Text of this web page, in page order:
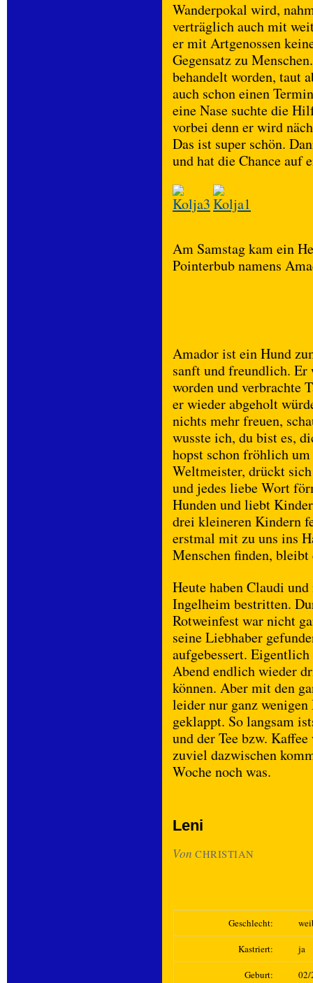
Wanderpokal wird,
verträglich auch mit
er mit Artgenossen
Gegensatz zu
behandelt worden, taut
auch schon einen
eine Nase suchte die
vorbei denn er wird
Das ist super schön.
und hat die Chance auf
Am Samstag kam ein
Pointerbub namens
Amador ist ein Hund
sanft und freundlich. Er
worden und verbrachte
er wieder abgeholt
nichts mehr freuen,
wusste ich, du bist es,
hopst schon fröhlich
Weltmeister, drückt
und jedes liebe Wort
Hunden und liebt
drei kleineren Kindern
erstmal mit zu uns ins
Menschen finden, bleibt
Heute haben Claudi
Ingelheim bestritten.
Rotweinfest war nicht
seine Liebhaber
aufgebessert.
Abend endlich wieder
können. Aber mit den
leider nur ganz
geklappt. So langsam
und der Tee bzw.
zuviel dazwischen
Woche noch was.
Leni
Von CHRISTIAN
Geschlecht:
Kastriert: ja
Geburt: 02/